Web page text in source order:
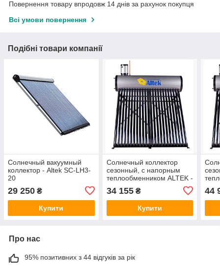
Повернення товару впродовж 14 днів за рахунок покупця
Всі умови повернення
Подібні товари компанії
Солнечный вакуумный
коллектор - Altek SC-LH3-
20
29 250 ₴
Купити
Солнечный коллектор
сезонный, с напорным
теплообменником ALTEK -
34 155₴
Купити
44
Про нас
95% позитивних з 44 відгуків за рік